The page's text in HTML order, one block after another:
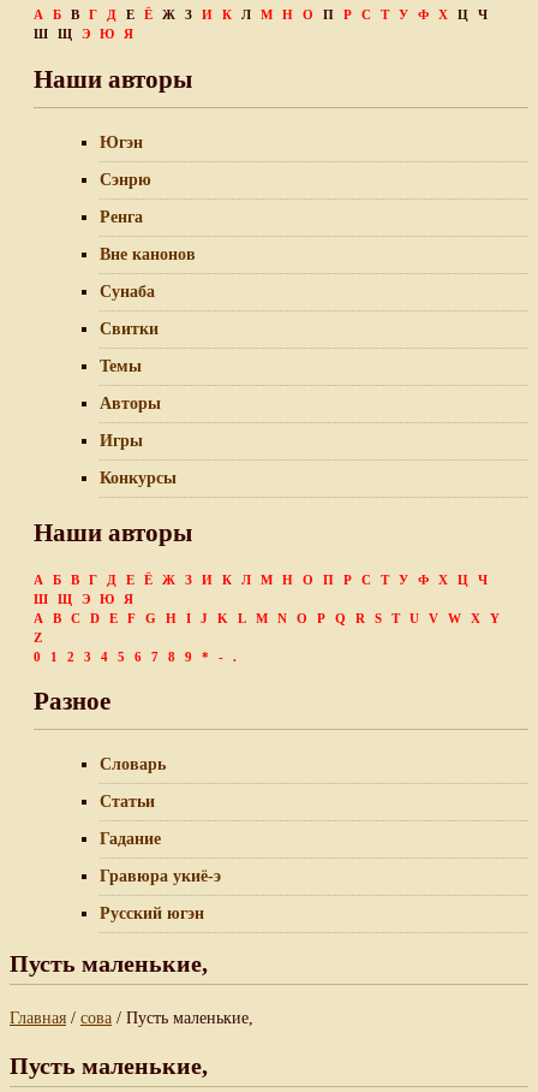
А Б В Г Д Е Ё Ж З И К Л М Н О П Р С Т У Ф Х Ц
Ч
Ш
Щ Э Ю Я
Наши авторы
Югэн
Сэнрю
Ренга
Вне канонов
Сунаба
Свитки
Темы
Авторы
Игры
Конкурсы
Наши авторы
А Б В Г Д Е Ё Ж З И К Л М Н О П Р С Т У Ф Х Ц
Ч
Ш
Щ Э Ю
Я
A
B C D E F G H I J K L M N O P Q R S T U V W X
Y
Z
0
1 2 3 4 5 6 7 8 9 * - .
Разное
Словарь
Статьи
Гадание
Гравюра укиё-э
Русский югэн
Пусть маленькие,
Главная / сова / Пусть маленькие,
Пусть маленькие,